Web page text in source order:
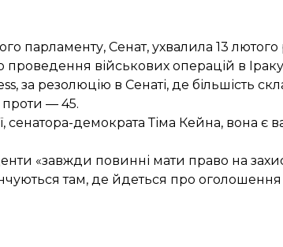
парламенту, Сенат, ухвалила 13
військових операцій в
за резолюцію в Сенаті, де більшість
проти — 45.
сенатора-демократа Тіма Кейна, вона
«завжди повинні мати право на
там, де йдеться про